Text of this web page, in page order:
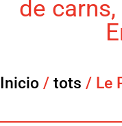
de
Inicio / tots / Le